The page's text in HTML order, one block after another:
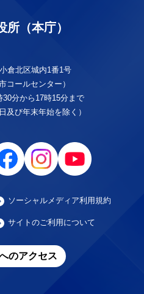
所（本庁）
倉北区城内1番1号
コールセンター）
30分から17時15分まで
及び年末年始を除く）
ソーシャルメディア利用規約
サイトのご利用について
のアクセス